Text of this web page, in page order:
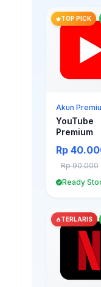
TOP PICK
Akun
YouTube
Premium
Rp
Rp 90.000
Ready
TERLARIS